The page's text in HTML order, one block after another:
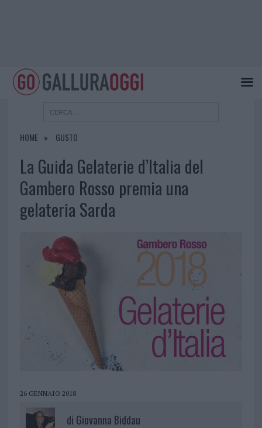
HOME GUSTO
La Guida Gelaterie d’Italia del
Gambero Rosso premia una
gelateria Sarda
26 GENNAIO 2018
di Giovanna Biddau